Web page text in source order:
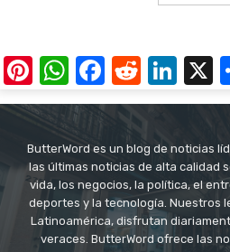
Pinterest
WhatsApp
Facebook
Reddit
ButterWord es un blog de noticias
las últimas noticias de alta calidad
vida, los negocios, la política, el
deportes y la tecnología. Nuestros
Latinoamérica, disfrutan
veraces. ButterWord ofrece las